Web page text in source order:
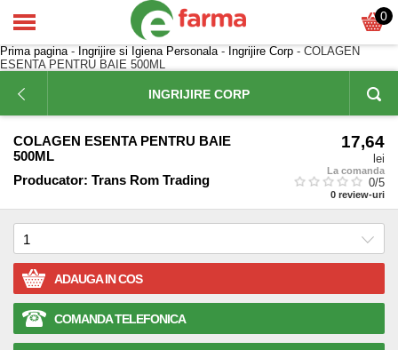
0
Prima pagina- Ingrijire si Igiena Personala- Ingrijire Corp - COLAGEN
ESENTA PENTRU BAIE 500ML
INGRIJIRE CORP
COLAGEN ESENTA PENTRU BAIE
500ML
Producator: Trans Rom Trading
17,64
lei
La comanda
0/5
0 review-uri
ADAUGA IN COS
COMANDA TELEFONICA